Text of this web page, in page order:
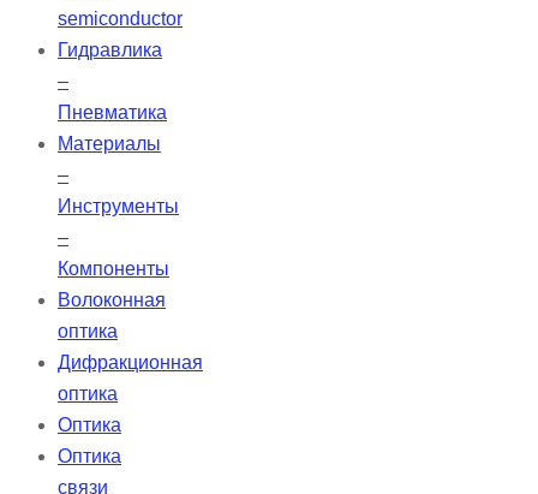
semiconductor
Гидравлика
–
Пневматика
Материалы
–
Инструменты
–
Компоненты
Волоконная
оптика
Дифракционная
оптика
Оптика
Оптика
связи